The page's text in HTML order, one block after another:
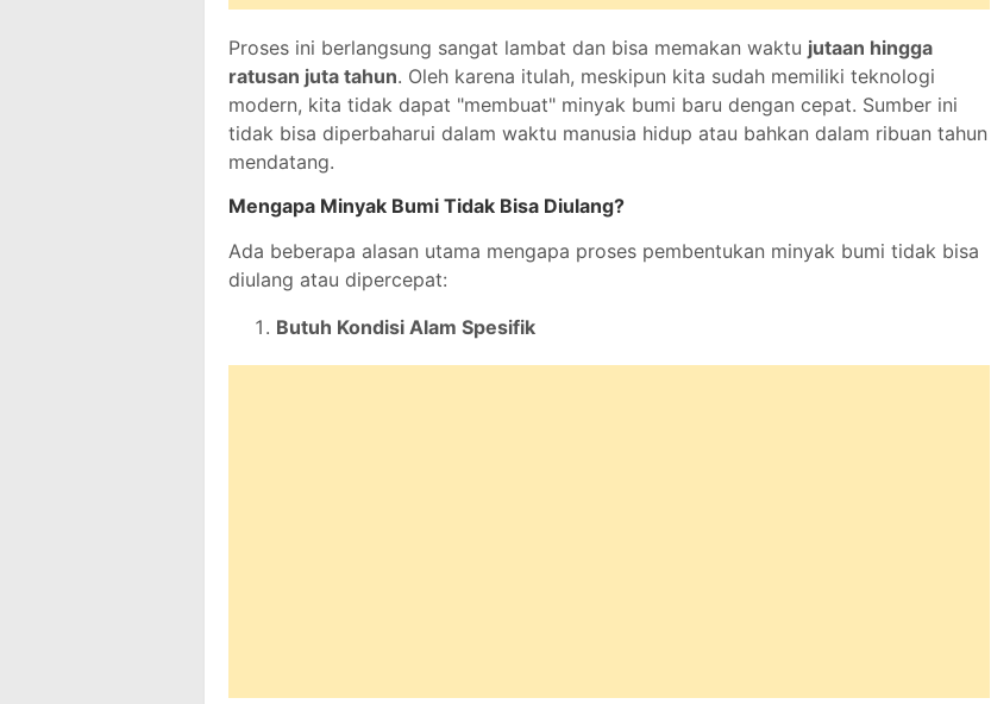
Proses ini berlangsung sangat lambat dan bisa memakan waktu jutaan hingga
ratusan juta tahun. Oleh karena itulah, meskipun kita sudah memiliki teknologi
modern, kita tidak dapat "membuat" minyak bumi baru dengan cepat. Sumber ini
tidak bisa diperbaharui dalam waktu manusia hidup atau bahkan dalam ribuan tahun
mendatang.
Mengapa Minyak Bumi Tidak Bisa Diulang?
Ada beberapa alasan utama mengapa proses pembentukan minyak bumi tidak bisa
diulang atau dipercepat:
Butuh Kondisi Alam Spesifik